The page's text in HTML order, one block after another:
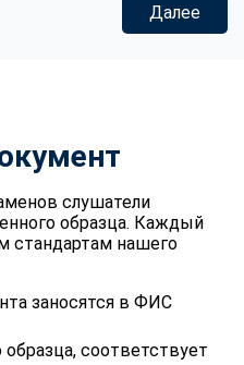
Далее
слушатели
образца. Каждый
стандартам нашего
заносятся в ФИС
соответствует